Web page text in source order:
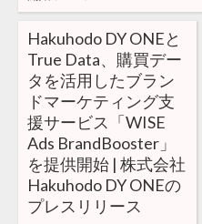
Hakuhodo DY ONEと
True Data、購買デー
タを活用したブラン
ドマーケティング支
援サービス「WISE
Ads BrandBooster」
を提供開始 | 株式会社
Hakuhodo DY ONEの
プレスリリース